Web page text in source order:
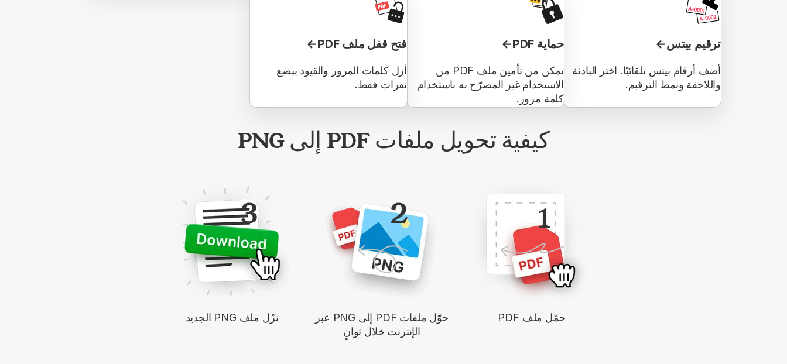
ترقيم بيتس
أضف أرقام بيتس تلقائيًا. اختر البادئة
واللاحقة ونمط الترقيم.
حماية PDF
تمكن من تأمين ملف PDF من
الاستخدام غير المصرّح به باستخدام
كلمة مرور.
فتح قفل ملف PDF
أزل كلمات المرور والقيود ببضع
نقرات فقط.
كيفية تحويل ملفات PDF إلى PNG
1
حمّل ملف PDF
2
حوّل ملفات PDF إلى PNG عبر
الإنترنت خلال ثوانٍ
3
نزّل ملف PNG الجديد